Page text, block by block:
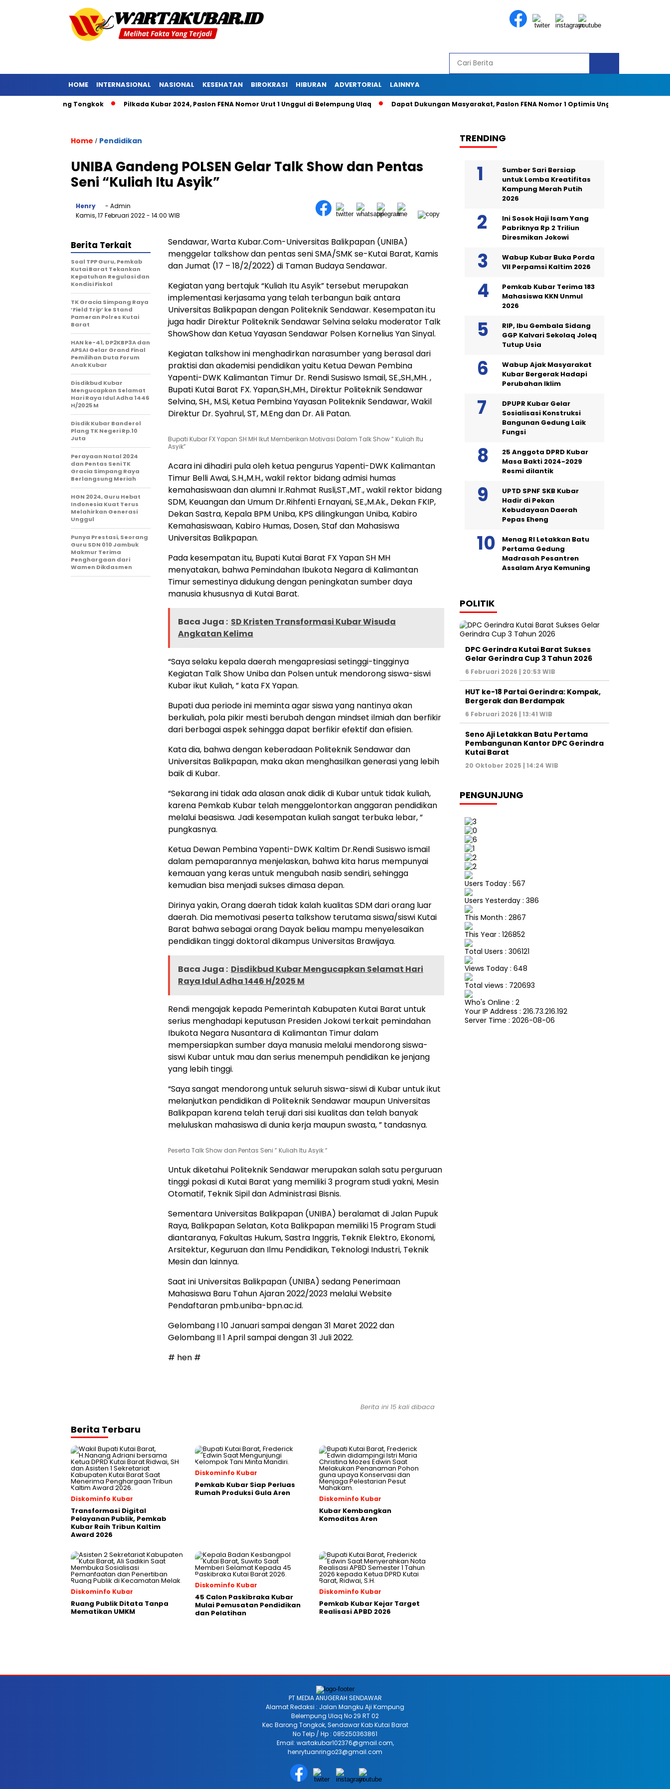
HOME INTERNASIONAL NASIONAL KESEHATAN BIROKRASI HIBURAN ADVERTORIAL LAINNYA
Pniel Barong Tongkok Pilkada Kubar 2024, Paslon FENA Nomor Urut 1 Unggul di Belempung Ulaq Dapat Dukungan Masyarakat, Paslon FENA Nomor 1 Optimis Unggul 49 Persen Suara
Home / Pendidikan
UNIBA Gandeng POLSEN Gelar Talk Show dan Pentas
Seni “Kuliah Itu Asyik”
Henry
- Admin
Kamis, 17 Februari 2022- 14:00 WIB
Sendawar, Warta Kubar.Com-Universitas Balikpapan (UNIBA)
menggelar talkshow dan pentas seni SMA/SMK se-Kutai Barat, Kamis
dan Jumat (17 – 18/2/2022) di Taman Budaya Sendawar.
Kegiatan yang bertajuk “Kuliah Itu Asyik” tersebut merupakan
implementasi kerjasama yang telah terbangun baik antara
Universitas Balikpapan dengan Politeknik Sendawar. Kesempatan itu
juga hadir Direktur Politeknik Sendawar Selvina selaku moderator Talk
ShowShow dan Ketua Yayasan Sendawar Polsen Kornelius Yan Sinyal.
Kegiatan talkshow ini menghadirkan narasumber yang berasal dari
praktisi dan akademisi pendidikan yaitu Ketua Dewan Pembina
Yapenti-DWK Kalimantan Timur Dr. Rendi Susiswo Ismail, SE.,SH.,MH. ,
Bupati Kutai Barat FX. Yapan,SH.,MH., Direktur Politeknik Sendawar
Selvina, SH., M.Si, Ketua Pembina Yayasan Politeknik Sendawar, Wakil
Direktur Dr. Syahrul, ST, M.Eng dan Dr. Ali Patan.
Bupati Kubar FX Yapan SH MH Ikut Memberikan Motivasi Dalam Talk Show ” Kuliah Itu
Asyik”
Acara ini dihadiri pula oleh ketua pengurus Yapenti-DWK Kalimantan
Timur Belli Awai, S.H.,M.H., wakil rektor bidang admisi humas
kemahasiswaan dan alumni Ir.Rahmat Rusli,ST.,MT., wakil rektor bidang
SDM, Keuangan dan Umum Dr.Rihfenti Ernayani, SE.,M.Ak., Dekan FKIP,
Dekan Sastra, Kepala BPM Uniba, KPS dilingkungan Uniba, Kabiro
Kemahasiswaan, Kabiro Humas, Dosen, Staf dan Mahasiswa
Universitas Balikpapan.
Pada kesempatan itu, Bupati Kutai Barat FX Yapan SH MH
menyatakan, bahwa Pemindahan Ibukota Negara di Kalimantan
Timur semestinya didukung dengan peningkatan sumber daya
manusia khususnya di Kutai Barat.
Baca Juga : SD Kristen Transformasi Kubar Wisuda
Angkatan Kelima
“Saya selaku kepala daerah mengapresiasi setinggi-tingginya
Kegiatan Talk Show Uniba dan Polsen untuk mendorong siswa-siswi
Kubar ikut Kuliah, ” kata FX Yapan.
Bupati dua periode ini meminta agar siswa yang nantinya akan
berkuliah, pola pikir mesti berubah dengan mindset ilmiah dan berfikir
dari berbagai aspek sehingga dapat berfikir efektif dan efisien.
Kata dia, bahwa dengan keberadaan Politeknik Sendawar dan
Universitas Balikpapan, maka akan menghasilkan generasi yang lebih
baik di Kubar.
“Sekarang ini tidak ada alasan anak didik di Kubar untuk tidak kuliah,
karena Pemkab Kubar telah menggelontorkan anggaran pendidikan
melalui beasiswa. Jadi kesempatan kuliah sangat terbuka lebar, ”
pungkasnya.
Ketua Dewan Pembina Yapenti-DWK Kaltim Dr.Rendi Susiswo ismail
dalam pemaparannya menjelaskan, bahwa kita harus mempunyai
kemauan yang keras untuk mengubah nasib sendiri, sehingga
kemudian bisa menjadi sukses dimasa depan.
Dirinya yakin, Orang daerah tidak kalah kualitas SDM dari orang luar
daerah. Dia memotivasi peserta talkshow terutama siswa/siswi Kutai
Barat bahwa sebagai orang Dayak beliau mampu menyelesaikan
pendidikan tinggi doktoral dikampus Universitas Brawijaya.
Baca Juga : Disdikbud Kubar Mengucapkan Selamat Hari
Raya Idul Adha 1446 H/2025 M
Rendi mengajak kepada Pemerintah Kabupaten Kutai Barat untuk
serius menghadapi keputusan Presiden Jokowi terkait pemindahan
Ibukota Negara Nusantara di Kalimantan Timur dalam
mempersiapkan sumber daya manusia melalui mendorong siswa-
siswi Kubar untuk mau dan serius menempuh pendidikan ke jenjang
yang lebih tinggi.
“Saya sangat mendorong untuk seluruh siswa-siswi di Kubar untuk ikut
melanjutkan pendidikan di Politeknik Sendawar maupun Universitas
Balikpapan karena telah teruji dari sisi kualitas dan telah banyak
meluluskan mahasiswa di dunia kerja maupun swasta, ” tandasnya.
Peserta Talk Show dan Pentas Seni ” Kuliah Itu Asyik “
Untuk diketahui Politeknik Sendawar merupakan salah satu perguruan
tinggi pokasi di Kutai Barat yang memiliki 3 program studi yakni, Mesin
Otomatif, Teknik Sipil dan Administrasi Bisnis.
Sementara Universitas Balikpapan (UNIBA) beralamat di Jalan Pupuk
Raya, Balikpapan Selatan, Kota Balikpapan memiliki 15 Program Studi
diantaranya, Fakultas Hukum, Sastra Inggris, Teknik Elektro, Ekonomi,
Arsitektur, Keguruan dan Ilmu Pendidikan, Teknologi Industri, Teknik
Mesin dan lainnya.
Saat ini Universitas Balikpapan (UNIBA) sedang Penerimaan
Mahasiswa Baru Tahun Ajaran 2022/2023 melalui Website
Pendaftaran pmb.uniba-bpn.ac.id.
Gelombang I 10 Januari sampai dengan 31 Maret 2022 dan
Gelombang II 1 April sampai dengan 31 Juli 2022.
# hen #
Berita Terkait
Soal TPP Guru, Pemkab
Kutai Barat Tekankan
Kepatuhan Regulasi dan
Kondisi Fiskal
TK Gracia Simpang Raya
‘Field Trip’ ke Stand
Pameran Polres Kutai
Barat
HAN ke-41, DP2KBP3A dan
APSAI Gelar Grand Final
Pemilihan Duta Forum
Anak Kubar
Disdikbud Kubar
Mengucapkan Selamat
Hari Raya Idul Adha 1446
H/2025 M
Disdik Kubar Banderol
Plang TK Negeri Rp.10
Juta
Perayaan Natal 2024
dan Pentas Seni TK
Gracia Simpang Raya
Berlangsung Meriah
HGN 2024, Guru Hebat
Indonesia Kuat Terus
Melahirkan Generasi
Unggul
Punya Prestasi, Seorang
Guru SDN 010 Jambuk
Makmur Terima
Penghargaan dari
Wamen Dikdasmen
Berita ini 15 kali dibaca
Berita Terbaru
Diskominfo Kubar
Transformasi Digital
Pelayanan Publik, Pemkab
Kubar Raih Tribun Kaltim
Award 2026
Diskominfo Kubar
Pemkab Kubar Siap Perluas
Rumah Produksi Gula Aren
Diskominfo Kubar
Kubar Kembangkan
Komoditas Aren
Diskominfo Kubar
Ruang Publik Ditata Tanpa
Mematikan UMKM
Diskominfo Kubar
45 Calon Paskibraka Kubar
Mulai Pemusatan Pendidikan
dan Pelatihan
Diskominfo Kubar
Pemkab Kubar Kejar Target
Realisasi APBD 2026
TRENDING
Sumber Sari Bersiap
untuk Lomba Kreatifitas
Kampung Merah Putih
2026
Ini Sosok Haji Isam Yang
Pabriknya Rp 2 Triliun
Diresmikan Jokowi
Wabup Kubar Buka Porda
VII Perpamsi Kaltim 2026
Pemkab Kubar Terima 183
Mahasiswa KKN Unmul
2026
RIP, Ibu Gembala Sidang
GGP Kalvari Sekolaq Joleq
Tutup Usia
Wabup Ajak Masyarakat
Kubar Bergerak Hadapi
Perubahan Iklim
DPUPR Kubar Gelar
Sosialisasi Konstruksi
Bangunan Gedung Laik
Fungsi
25 Anggota DPRD Kubar
Masa Bakti 2024-2029
Resmi dilantik
UPTD SPNF SKB Kubar
Hadir di Pekan
Kebudayaan Daerah
Pepas Eheng
Menag RI Letakkan Batu
Pertama Gedung
Madrasah Pesantren
Assalam Arya Kemuning
POLITIK
DPC Gerindra Kutai Barat Sukses
Gelar Gerindra Cup 3 Tahun 2026
6 Februari 2026 | 20:53 WIB
HUT ke-18 Partai Gerindra: Kompak,
Bergerak dan Berdampak
6 Februari 2026 | 13:41 WIB
Seno Aji Letakkan Batu Pertama
Pembangunan Kantor DPC Gerindra
Kutai Barat
20 Oktober 2025 | 14:24 WIB
PENGUNJUNG
Users Today : 567
Users Yesterday : 386
This Month : 2867
This Year : 126852
Total Users : 306121
Views Today : 648
Total views : 720693
Who's Online : 2
Your IP Address : 216.73.216.192
Server Time : 2026-08-06
PT MEDIA ANUGERAH SENDAWAR
Alamat Redaksi : Jalan Mangku Aji Kampung
Belempung Ulaq No 29 RT 02
Kec Barong Tongkok, Sendawar Kab Kutai Barat
No Telp / Hp : 085250363861
Email: wartakubar102376@gmail.com,
henrytuanringo23@gmail.com